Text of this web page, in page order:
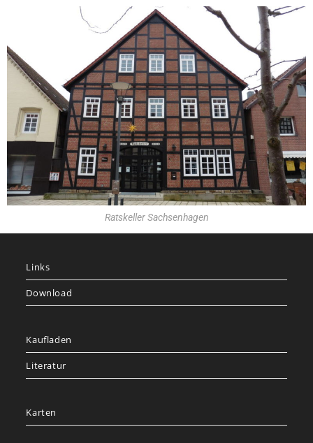
Ratskeller Sachsenhagen
Links
Download
Kaufladen
Literatur
Karten